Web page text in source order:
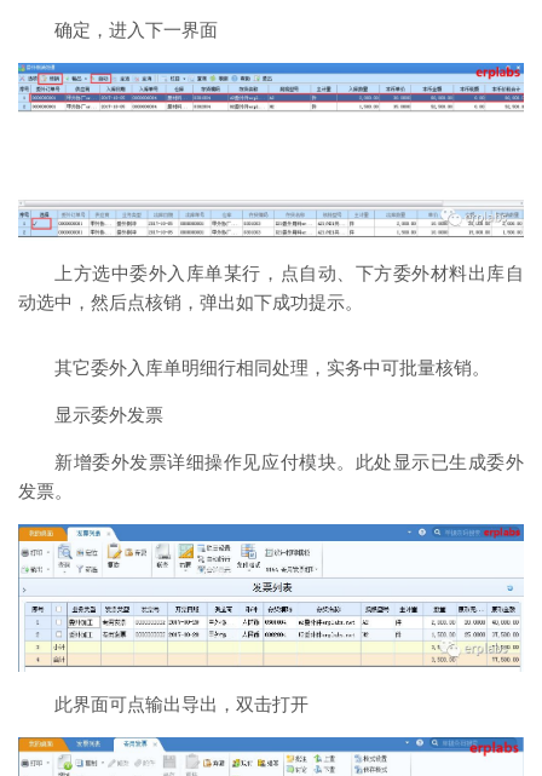
确定，进入下一界面
上方选中委外入库单某行，点自动、下方委外材料出库自
动选中，然后点核销，弹出如下成功提示。
其它委外入库单明细行相同处理，实务中可批量核销。
显示委外发票
新增委外发票详细操作见应付模块。此处显示已生成委外
发票。
此界面可点输出导出，双击打开